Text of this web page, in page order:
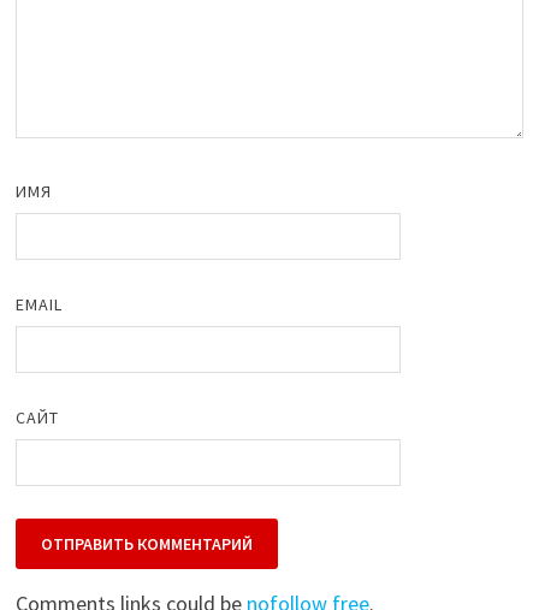
ИМЯ
EMAIL
САЙТ
Comments links could be nofollow free.